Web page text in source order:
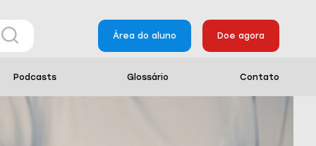
Área do aluno Doe agora
Podcasts Glossário Contato